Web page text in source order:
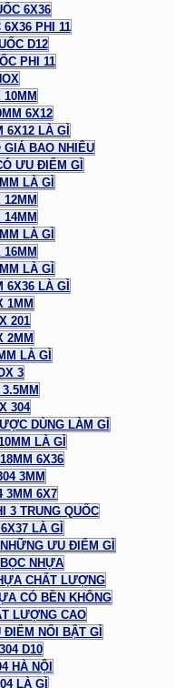
6X36
6X36 PHI 11
D12
PHI 11
10MM
6X12
6X12 LÀ GÌ
GIÁ BAO NHIÊU
ƯU ĐIỂM GÌ
LÀ GÌ
12MM
14MM
LÀ GÌ
16MM
LÀ GÌ
6X36 LÀ GÌ
1MM
201
2MM
LÀ GÌ
3
304
DÙNG LÀM GÌ
LÀ GÌ
6X36
3MM
3MM 6X7
3 TRUNG QUỐC
LÀ GÌ
ƯU ĐIỂM GÌ
NHỰA
CHẤT LƯỢNG
CÓ BỀN KHÔNG
LƯỢNG CAO
ĐIỂM NỔI BẬT GÌ
D10
HÀ NỘI
LÀ GÌ